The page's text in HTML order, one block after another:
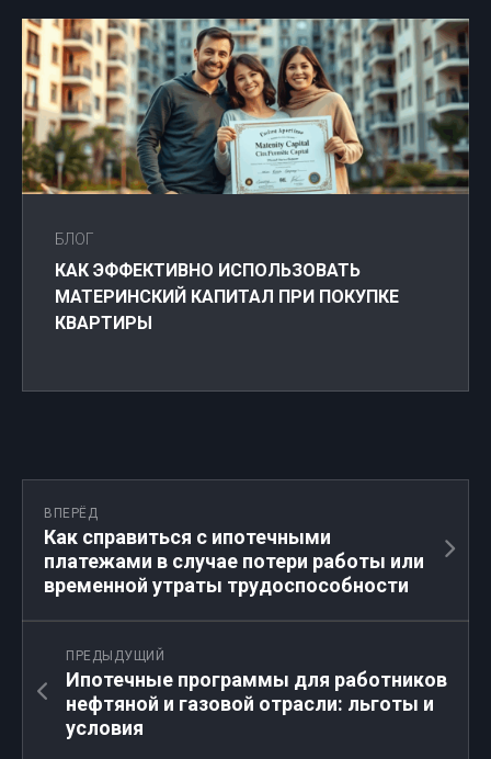
БЛОГ
КАК ЭФФЕКТИВНО ИСПОЛЬЗОВАТЬ
МАТЕРИНСКИЙ КАПИТАЛ ПРИ ПОКУПКЕ
КВАРТИРЫ
ВПЕРЁД
Как справиться с ипотечными
платежами в случае потери работы или
временной утраты трудоспособности
ПРЕДЫДУЩИЙ
Ипотечные программы для работников
нефтяной и газовой отрасли: льготы и
условия